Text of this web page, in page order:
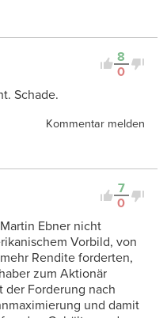
8
0
Schade.
Kommentar melden
7
0
Ebner nicht
Vorbild, von
Rendite forderten,
zum Aktionär
der Forderung nach
und damit